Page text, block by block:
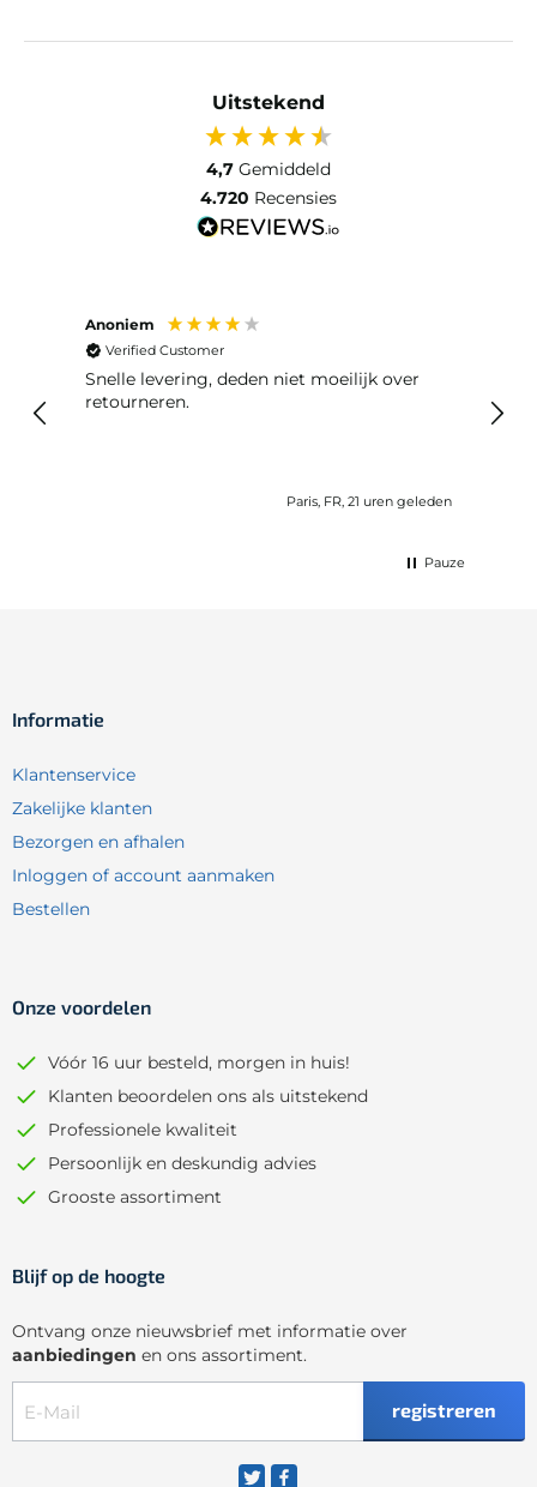
Uitstekend
4,7 Gemiddeld
4.720 Recensies
Bob Vermeer-de Groot
Verified Customer
Er was iets verkeerds geleverd, gebeld en is
meteen goed opgelost. De bestellingen
Lemmer, NL, 1 dag geleden
Pauze
Informatie
Klantenservice
Zakelijke klanten
Bezorgen en afhalen
Inloggen of account aanmaken
Bestellen
Onze voordelen
Vóór 16 uur besteld, morgen in huis!
Klanten beoordelen ons als uitstekend
Professionele kwaliteit
Persoonlijk en deskundig advies
Grooste assortiment
Blijf op de hoogte
Ontvang onze nieuwsbrief met informatie over
aanbiedingen en ons assortiment.
registreren